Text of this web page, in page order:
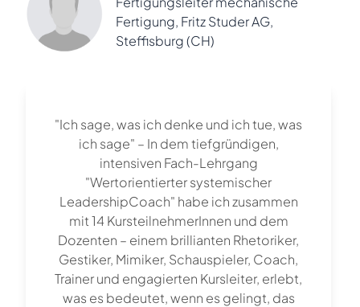
Fertigung, Fritz Studer AG,
Steffisburg (CH)
"Ich sage, was ich denke und ich tue, was
ich sage" – In dem tiefgründigen,
intensiven Fach-Lehrgang
"Wertorientierter systemischer
LeadershipCoach" habe ich zusammen
mit 14 KursteilnehmerInnen und dem
Dozenten – einem brillianten Rhetoriker,
Gestiker, Mimiker, Schauspieler, Coach,
Trainer und engagierten Kursleiter, erlebt,
was es bedeutet, wenn es gelingt, das